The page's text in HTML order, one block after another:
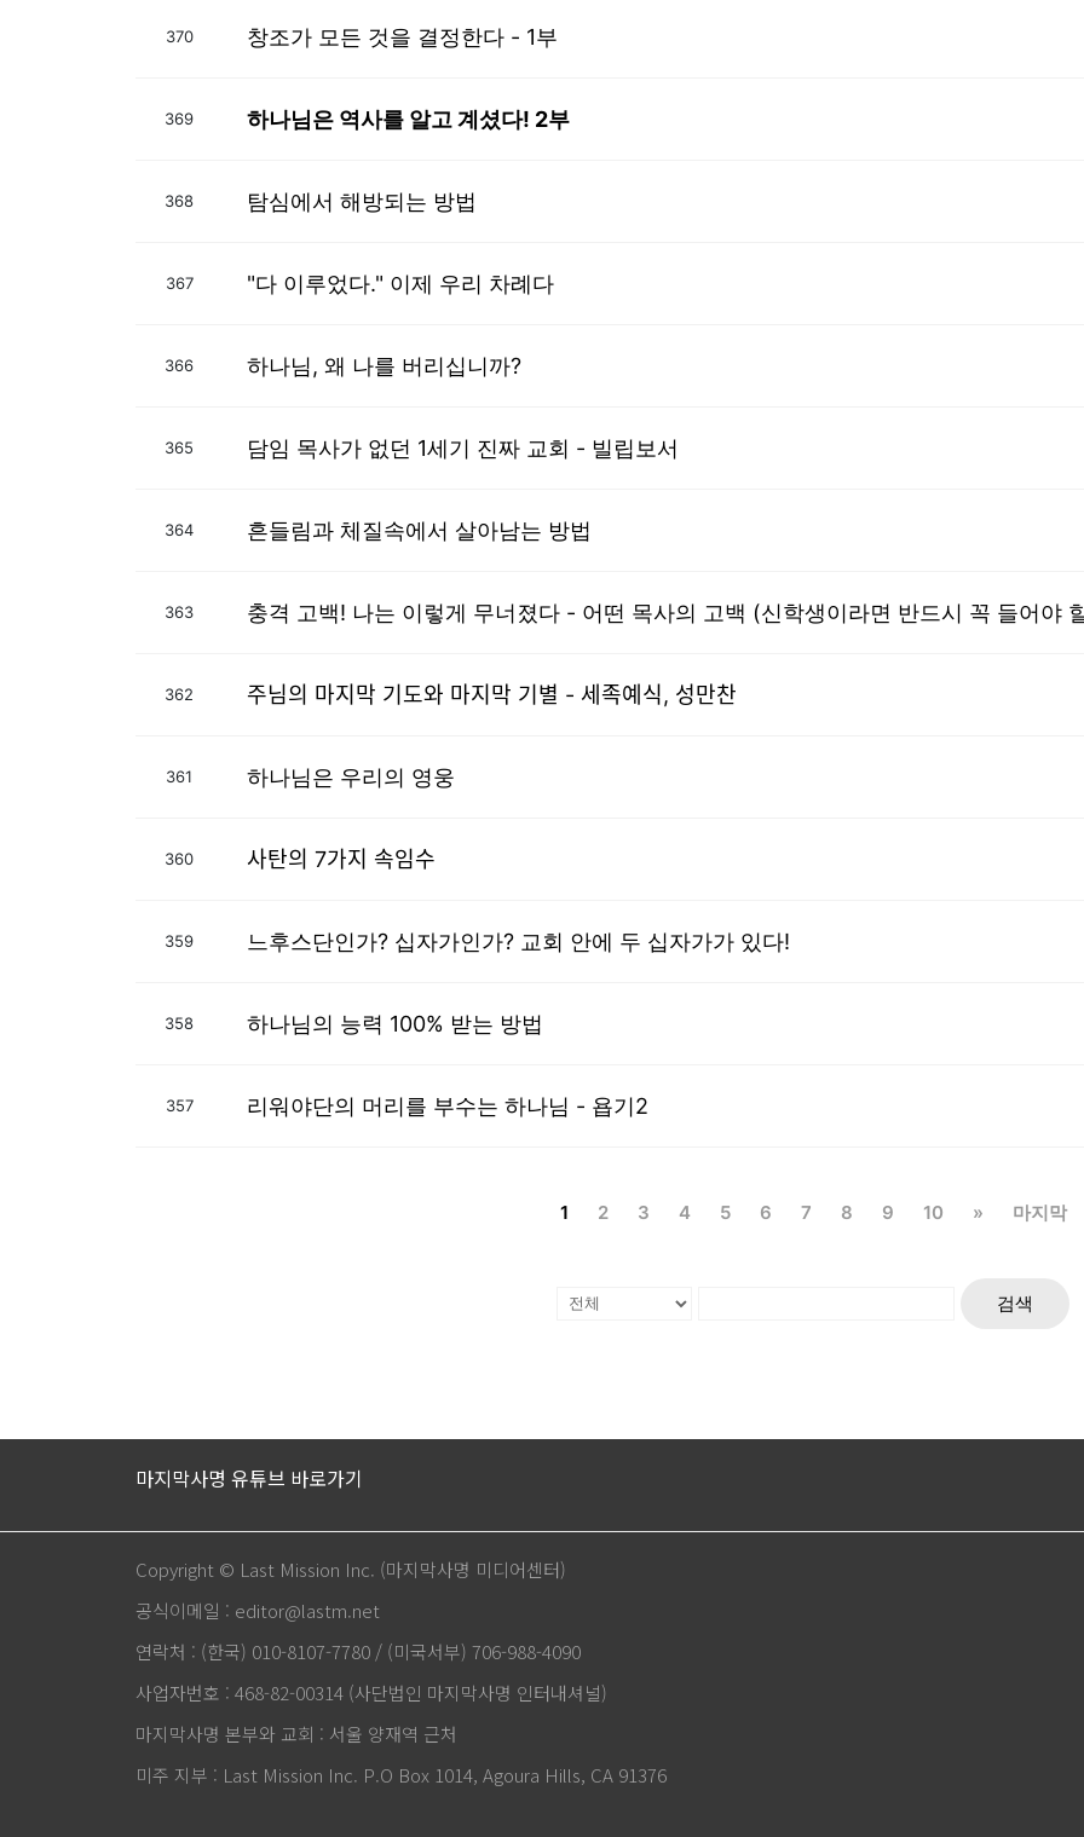
370 창조가 모든 것을 결정한다 - 1부
369 하나님은 역사를 알고 계셨다! 2부
368 탐심에서 해방되는 방법
367 "다 이루었다." 이제 우리 차례다
366 하나님, 왜 나를 버리십니까?
365 담임 목사가 없던 1세기 진짜 교회 - 빌립보서
364 흔들림과 체질속에서 살아남는 방법
363 충격 고백! 나는 이렇게 무너졌다 - 어떤 목사의 고백 (신학생이라면 반드시 꼭 들어야
362 주님의 마지막 기도와 마지막 기별 - 세족예식, 성만찬
361 하나님은 우리의 영웅
360 사탄의 7가지 속임수
359 느후스단인가? 십자가인가? 교회 안에 두 십자가가 있다!
358 하나님의 능력 100% 받는 방법
357 리워야단의 머리를 부수는 하나님 - 욥기2
1 2 3 4 5 6 7 8 9 10 » 마지막
검색
마지막사명 유튜브 바로가기
Copyright © Last Mission Inc. (마지막사명 미디어센터)
공식이메일 : editor@lastm.net
연락처 : (한국) 010-8107-7780 / (미국서부) 706-988-4090
사업자번호 : 468-82-00314 (사단법인 마지막사명 인터내셔널)
마지막사명 본부와 교회 : 서울 양재역 근처
미주 지부 : Last Mission Inc. P.O Box 1014, Agoura Hills, CA 91376